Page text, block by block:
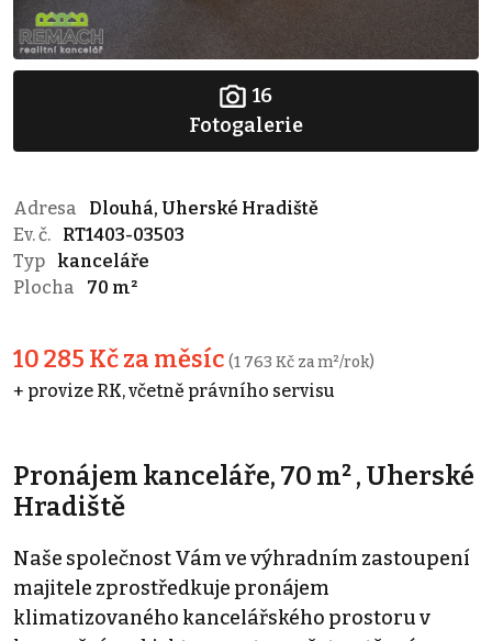
16
Fotogalerie
Adresa
Dlouhá, Uherské Hradiště
Ev. č.
RT1403-03503
Typ
kanceláře
Plocha
70 m²
10 285 Kč za měsíc (1 763 Kč za m²/rok)
+ provize RK, včetně právního servisu
Pronájem kanceláře, 70 m² , Uherské
Hradiště
Naše společnost Vám ve výhradním zastoupení
majitele zprostředkuje pronájem
klimatizovaného kancelářského prostoru v